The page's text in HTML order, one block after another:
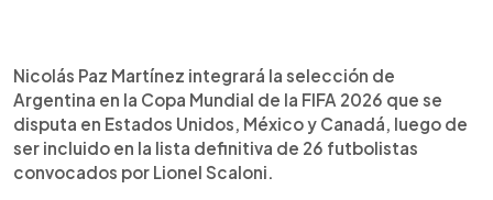
► Escuchar artículo
Nico Paz, una de las jóvenes promesas del fútbol
argentino, disputará el Mundial 2026 con la
selección de Argentina. El mediocampista de 21
años, que actualmente juega en el Como de Italia,
fue convocado por Lionel Scaloni para integrar la
lista mundialista tras su crecimiento en Europa, su
Nicolás Paz Martínez integrará la selección de
Argentina en la Copa Mundial de la FIFA 2026 que se
disputa en Estados Unidos, México y Canadá, luego de
ser incluido en la lista definitiva de 26 futbolistas
convocados por Lionel Scaloni.